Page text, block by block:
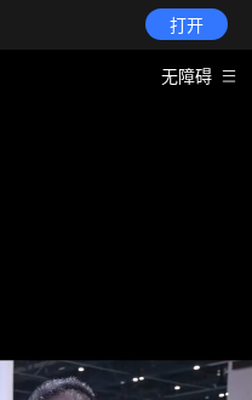
打开
无障碍